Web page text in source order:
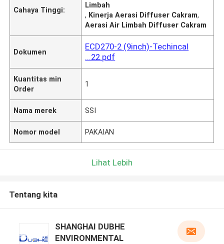
Cahaya Tinggi:
Limbah
, Kinerja Aerasi Diffuser Cakram,
Aerasi Air Limbah Diffuser Cakram
Dokumen
ECD270-2 (9inch)-Techincal
...22.pdf
Kuantitas min
Order
1
Nama merek SSI
Nomor model PAKAIAN
Lihat Lebih
Tentang kita
SHANGHAI DUBHE
ENVIRONMENTAL